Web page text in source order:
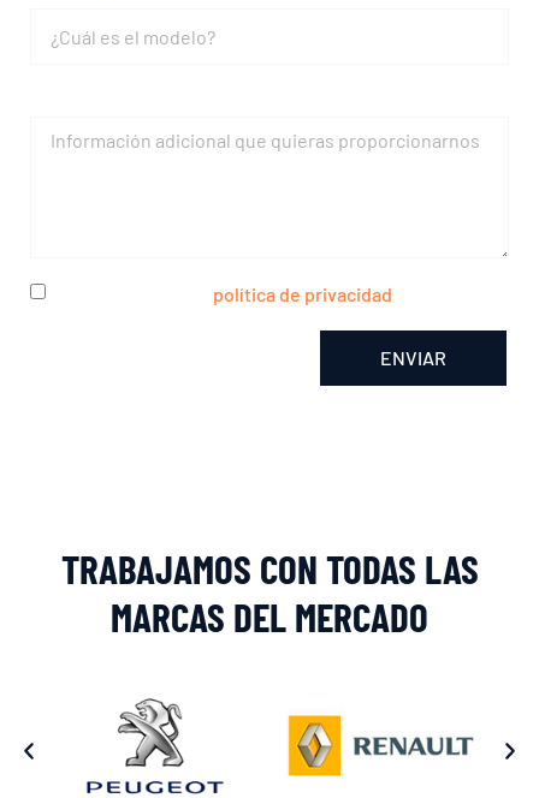
política de privacidad
ENVIAR
TRABAJAMOS CON TODAS LAS
MARCAS DEL MERCADO